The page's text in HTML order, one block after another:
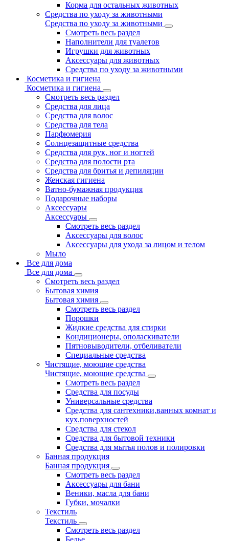
Корма для остальных животных
Средства по уходу за животными
Средства по уходу за животными
Смотреть весь раздел
Наполнители для туалетов
Игрушки для животных
Аксессуары для животных
Средства по уходу за животными
Косметика и гигиена
Косметика и гигиена
Смотреть весь раздел
Средства для лица
Средства для волос
Средства для тела
Парфюмерия
Солнцезащитные средства
Средства для рук, ног и ногтей
Средства для полости рта
Средства для бритья и депиляции
Женская гигиена
Ватно-бумажная продукция
Подарочные наборы
Аксессуары
Аксессуары
Смотреть весь раздел
Аксессуары для волос
Аксессуары для ухода за лицом и телом
Мыло
Все для дома
Все для дома
Смотреть весь раздел
Бытовая химия
Бытовая химия
Смотреть весь раздел
Порошки
Жидкие средства для стирки
Кондиционеры, ополаскиватели
Пятновыводители, отбеливатели
Специальные средства
Чистящие, моющие средства
Чистящие, моющие средства
Смотреть весь раздел
Средства для посуды
Универсальные средства
Средства для сантехники,ванных комнат и
кух.поверхностей
Средства для стекол
Средства для бытовой техники
Средства для мытья полов и полировки
Банная продукция
Банная продукция
Смотреть весь раздел
Аксессуары для бани
Веники, масла для бани
Губки, мочалки
Текстиль
Текстиль
Смотреть весь раздел
Белье